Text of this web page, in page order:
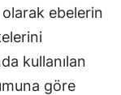
ebelerin
kullanılan
göre